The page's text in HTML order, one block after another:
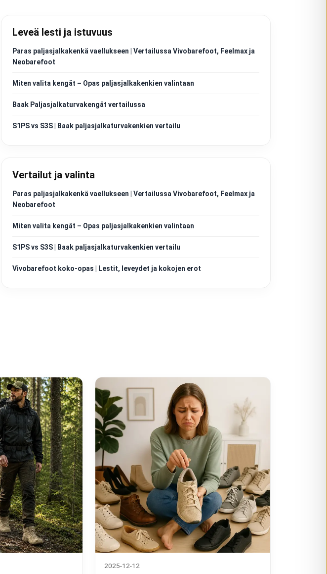
Leveä lesti ja istuvuus
Paras paljasjalkakenkä vaellukseen | Vertailussa Vivobarefoot, Feelmax ja
Neobarefoot
Miten valita kengät – Opas paljasjalkakenkien valintaan
Baak Paljasjalkaturvakengät vertailussa
S1PS vs S3S | Baak paljasjalkaturvakenkien vertailu
Vertailut ja valinta
Paras paljasjalkakenkä vaellukseen | Vertailussa Vivobarefoot, Feelmax ja
Neobarefoot
Miten valita kengät – Opas paljasjalkakenkien valintaan
S1PS vs S3S | Baak paljasjalkaturvakenkien vertailu
Vivobarefoot koko-opas | Lestit, leveydet ja kokojen erot
2025-12-12